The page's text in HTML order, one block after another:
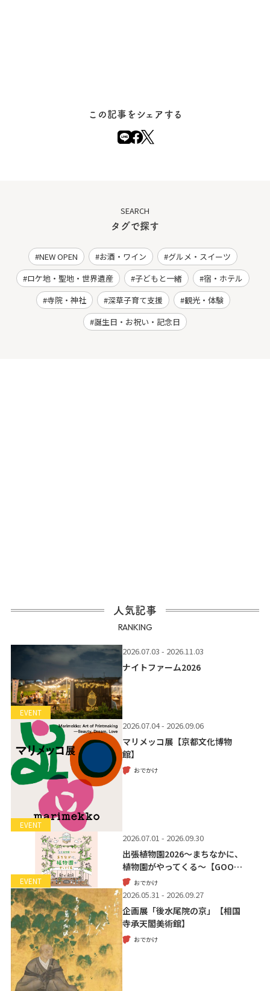
この記事をシェアする
SEARCH
タグで探す
NEW OPEN お酒・ワイン
グルメ・スイーツ
ロケ地・聖地・世界遺産
子どもと一緒
宿・ホテル
寺院・神社
深草子育て支援
観光・体験
誕生日・お祝い・記念日
人気記事
RANKING
EVENT
2026.07.03 - 2026.11.03
ナイトファーム2026
EVENT
2026.07.04 - 2026.09.06
マリメッコ展【京都文化博物
館】
おでかけ
EVENT
2026.07.01 - 2026.09.30
出張植物園2026～まちなかに、
植物園がやってくる～【GOO…
おでかけ
2026.05.31 - 2026.09.27
企画展「後水尾院の京」【相国
寺承天閣美術館】
おでかけ